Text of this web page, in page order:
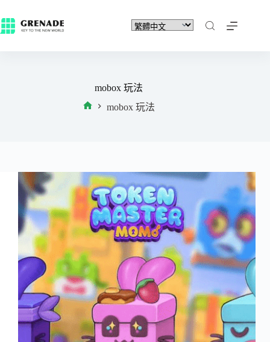
mobox 玩法
mobox 玩法